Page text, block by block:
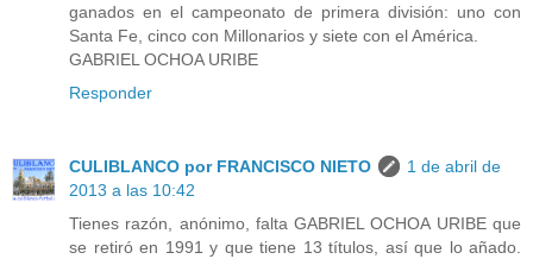
ganados en el campeonato de primera división: uno con
Santa Fe, cinco con Millonarios y siete con el América.
GABRIEL OCHOA URIBE
Responder
CULIBLANCO por FRANCISCO NIETO
1 de abril de
2013 a las 10:42
Tienes razón, anónimo, falta GABRIEL OCHOA URIBE que
se retiró en 1991 y que tiene 13 títulos, así que lo añado.